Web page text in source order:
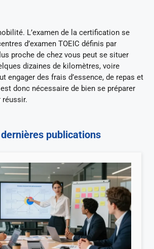
L’examen de la certification se
d’examen TOEIC définis par
proche de chez vous peut se situer
dizaines de kilomètres, voire
engager des frais d’essence, de repas et
donc nécessaire de bien se préparer
réussir.
publications